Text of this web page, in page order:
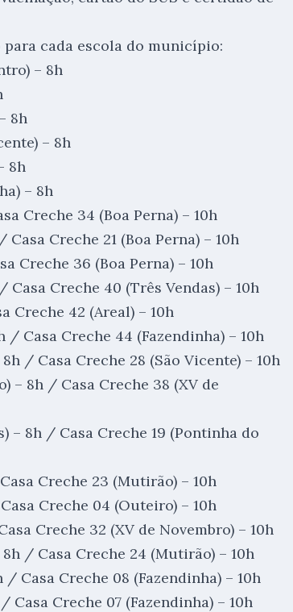
cada escola do município:
– 8h
8h
– 8h
8h
– 8h
Creche 34 (Boa Perna) – 10h
Creche 21 (Boa Perna) – 10h
Creche 36 (Boa Perna) – 10h
Casa Creche 40 (Três Vendas) – 10h
Creche 42 (Areal) – 10h
/ Casa Creche 44 (Fazendinha) – 10h
/ Casa Creche 28 (São Vicente) – 10h
– 8h / Casa Creche 38 (XV de
– 8h / Casa Creche 19 (Pontinha do
Creche 23 (Mutirão) – 10h
Creche 04 (Outeiro) – 10h
Creche 32 (XV de Novembro) – 10h
/ Casa Creche 24 (Mutirão) – 10h
/ Casa Creche 08 (Fazendinha) – 10h
Casa Creche 07 (Fazendinha) – 10h